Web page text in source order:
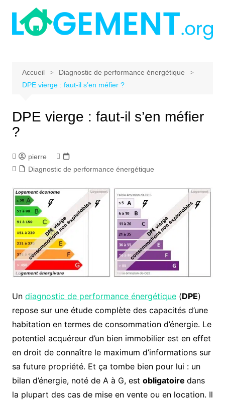
contenu
Accueil
Diagnostic de performance énergétique
DPE vierge : faut-il s’en méfier ?
DPE vierge : faut-il s’en méfier
?
pierre
Diagnostic de performance énergétique
Un diagnostic de performance énergétique(DPE)
repose sur une étude complète des capacités d’une
habitation en termes de consommation d’énergie. Le
potentiel acquéreur d’un bien immobilier est en effet
en droit de connaître le maximum d’informations sur
sa future propriété. Et ça tombe bien pour lui : un
bilan d’énergie, noté de A à G, est obligatoire dans
la plupart des cas de mise en vente ou en location. Il